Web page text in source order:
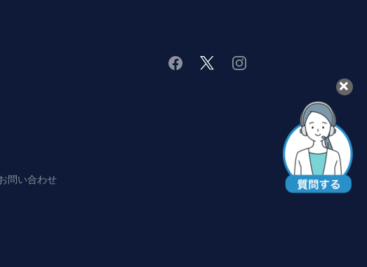
facebook
twitterinstagram
問い合わせ